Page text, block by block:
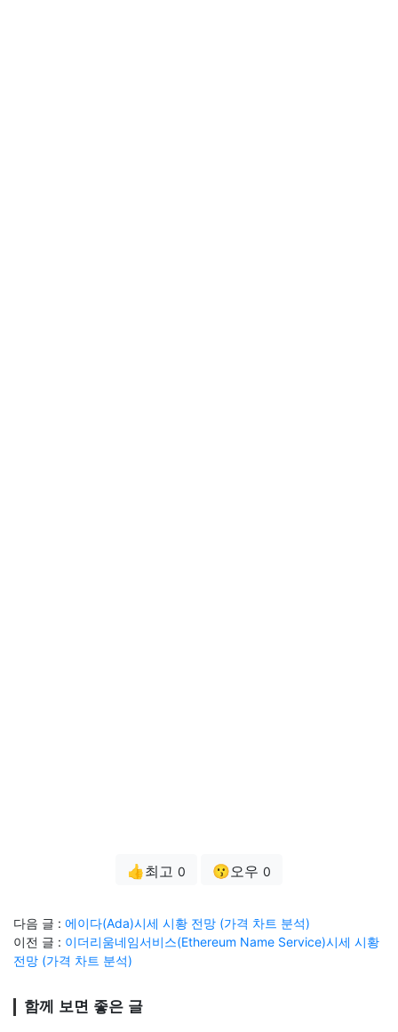
👍최고 0 😗오우 0
다음 글 : 에이다(Ada)시세 시황 전망 (가격 차트 분석)
이전 글 : 이더리움네임서비스(Ethereum Name Service)시세 시황
전망 (가격 차트 분석)
함께 보면 좋은 글